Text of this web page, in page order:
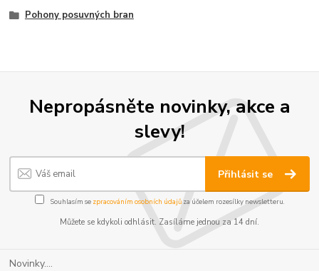
Pohony posuvných bran
Nepropásněte novinky, akce a
slevy!
Přihlásit se
Souhlasím se zpracováním osobních údajůza účelem rozesílky newsletteru.
Můžete se kdykoli odhlásit. Zasíláme jednou za 14 dní.
Novinky....